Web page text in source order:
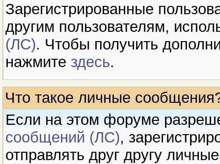
Зарегистрированные
другим пользователям,
(ЛС). Чтобы получить
нажмите здесь.
Что такое личные
Если на этом форуме
сообщений (ЛС),
отправлять друг другу